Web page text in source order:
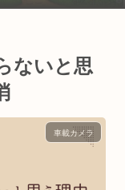
ないと思
車載カメラ